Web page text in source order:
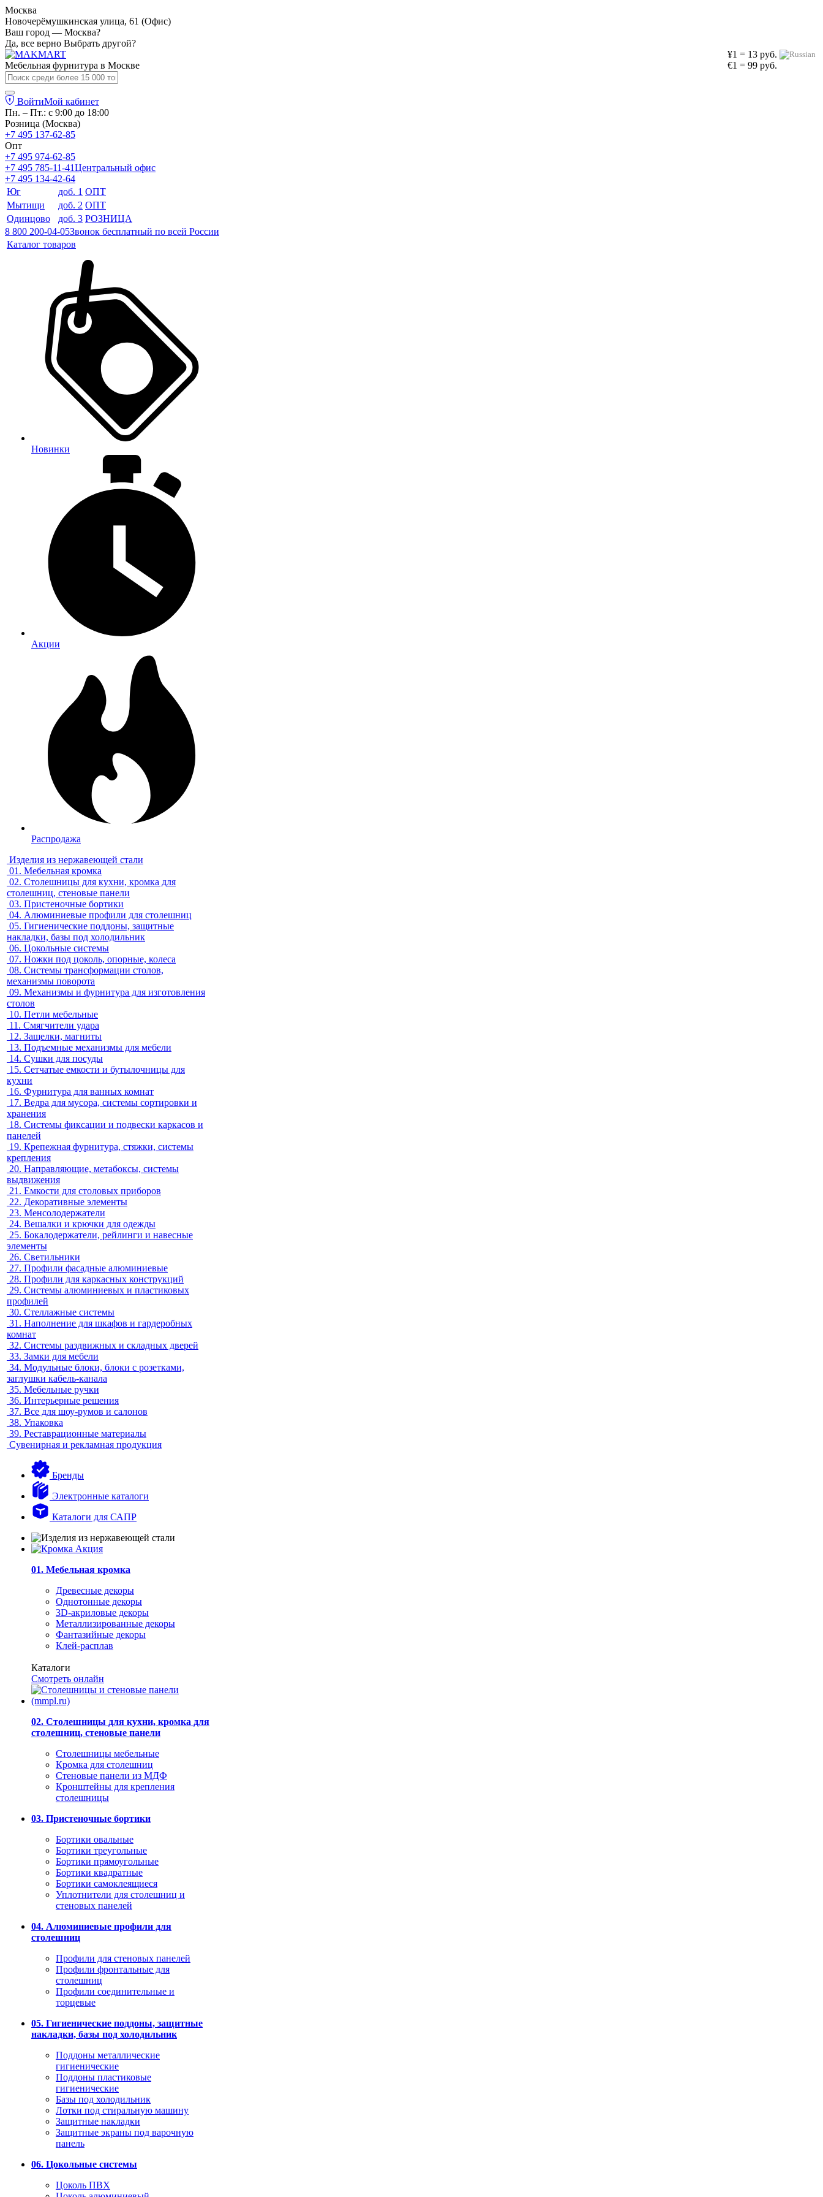
Москва
Новочерёмушкинская улица, 61 (Офис)
Ваш город — Москва?
Да, все верно Выбрать другой?
¥1 = 13 руб.
€1 = 99 руб.
Мебельная фурнитура в Москве
ВойтиМой кабинет
Пн. – Пт.: с 9:00 до 18:00
Розница (Москва)
+7 495 137-62-85
Опт
+7 495 974-62-85
+7 495 785-11-41Центральный офис
+7 495 134-42-64
Юг
доб. 1 ОПТ
Мытищи
доб. 2 ОПТ
Одинцово
доб. 3 РОЗНИЦА
8 800 200-04-05Звонок бесплатный по всей России
Каталог товаров
Новинки
Акции
Распродажа
Изделия из нержавеющей стали
01. Мебельная кромка
02. Столешницы для кухни, кромка для
столешниц, стеновые панели
03. Пристеночные бортики
04. Алюминиевые профили для столешниц
05. Гигиенические поддоны, защитные
накладки, базы под холодильник
06. Цокольные системы
07. Ножки под цоколь, опорные, колеса
08. Системы трансформации столов,
механизмы поворота
09. Механизмы и фурнитура для изготовления
столов
10. Петли мебельные
11. Смягчители удара
12. Защелки, магниты
13. Подъемные механизмы для мебели
14. Сушки для посуды
15. Сетчатые емкости и бутылочницы для
кухни
16. Фурнитура для ванных комнат
17. Ведра для мусора, системы сортировки и
хранения
18. Системы фиксации и подвески каркасов и
панелей
19. Крепежная фурнитура, стяжки, системы
крепления
20. Направляющие, метабоксы, системы
выдвижения
21. Емкости для столовых приборов
22. Декоративные элементы
23. Менсолодержатели
24. Вешалки и крючки для одежды
25. Бокалодержатели, рейлинги и навесные
элементы
26. Светильники
27. Профили фасадные алюминиевые
28. Профили для каркасных конструкций
29. Системы алюминиевых и пластиковых
профилей
30. Стеллажные системы
31. Наполнение для шкафов и гардеробных
комнат
32. Системы раздвижных и складных дверей
33. Замки для мебели
34. Модульные блоки, блоки с розетками,
заглушки кабель-канала
35. Мебельные ручки
36. Интерьерные решения
37. Все для шоу-румов и салонов
38. Упаковка
39. Реставрационные материалы
Сувенирная и рекламная продукция
Бренды
Электронные каталоги
Каталоги для САПР
01. Мебельная кромка
Древесные декоры
Однотонные декоры
3D-акриловые декоры
Металлизированные декоры
Фантазийные декоры
Клей-расплав
Каталоги
Смотреть онлайн
02. Столешницы для кухни, кромка для
столешниц, стеновые панели
Столешницы мебельные
Кромка для столешниц
Стеновые панели из МДФ
Кронштейны для крепления
столешницы
03. Пристеночные бортики
Бортики овальные
Бортики треугольные
Бортики прямоугольные
Бортики квадратные
Бортики самоклеящиеся
Уплотнители для столешниц и
стеновых панелей
04. Алюминиевые профили для
столешниц
Профили для стеновых панелей
Профили фронтальные для
столешниц
Профили соединительные и
торцевые
05. Гигиенические поддоны, защитные
накладки, базы под холодильник
Поддоны металлические
гигиенические
Поддоны пластиковые
гигиенические
Базы под холодильник
Лотки под стиральную машину
Защитные накладки
Защитные экраны под варочную
панель
06. Цокольные системы
Цоколь ПВХ